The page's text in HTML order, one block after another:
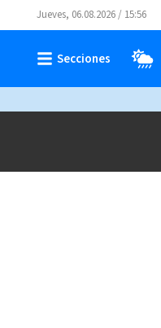
Jueves, 06.08.2026 / 15:56